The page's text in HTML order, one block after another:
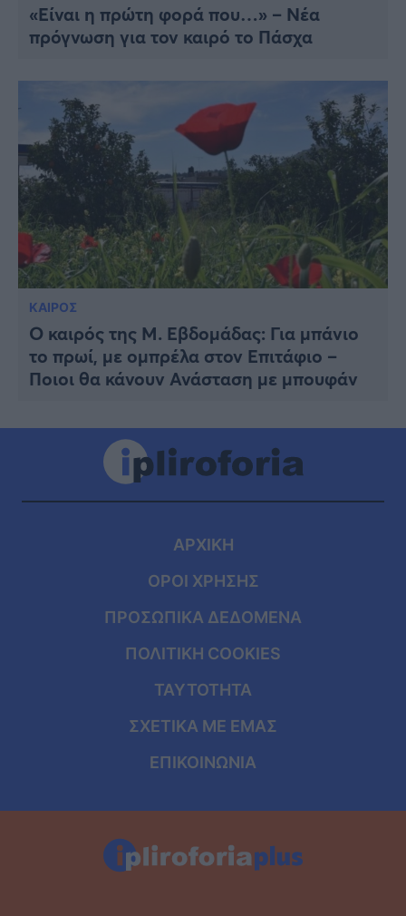
«Είναι η πρώτη φορά που…» – Νέα
πρόγνωση για τον καιρό το Πάσχα
ΚΑΙΡΟΣ
Ο καιρός της Μ. Εβδομάδας: Για μπάνιο
το πρωί, με ομπρέλα στον Επιτάφιο –
Ποιοι θα κάνουν Ανάσταση με μπουφάν
ΑΡΧΙΚΗ
ΟΡΟΙ ΧΡΗΣΗΣ
ΠΡΟΣΩΠΙΚΑ ΔΕΔΟΜΕΝΑ
ΠΟΛΙΤΙΚΗ COOKIES
ΤΑΥΤΟΤΗΤΑ
ΣΧΕΤΙΚΑ ΜΕ ΕΜΑΣ
ΕΠΙΚΟΙΝΩΝΙΑ